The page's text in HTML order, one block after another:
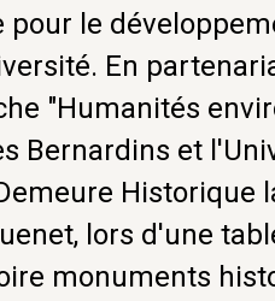
pour le
En
"Humanités
Bernardins et
Historique
lors d'une
monuments